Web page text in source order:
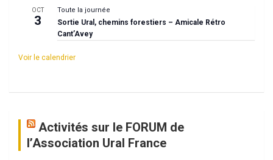
OCT
3
Toute la journée
Sortie Ural, chemins forestiers – Amicale Rétro
Cant’Avey
Voir le calendrier
Activités sur le FORUM de
l’Association Ural France